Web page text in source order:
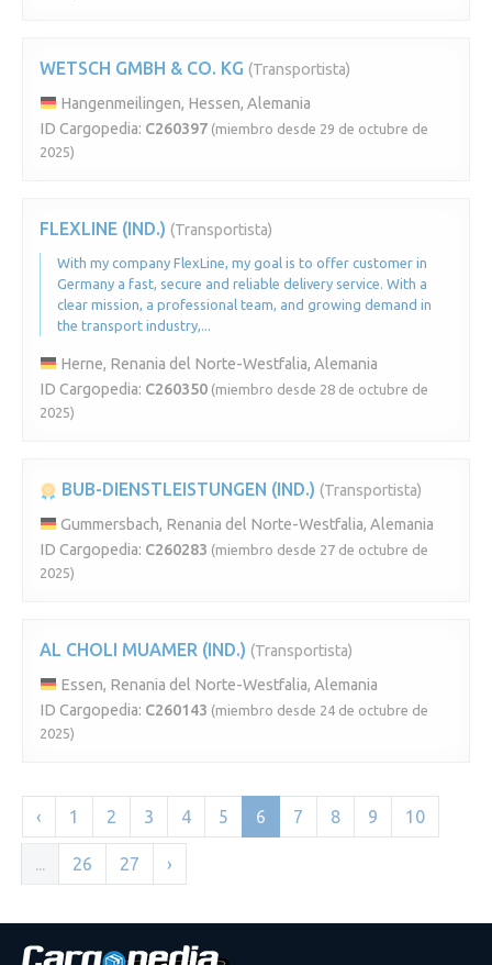
WETSCH GMBH & CO. KG (Transportista)
Hangenmeilingen, Hessen, Alemania
ID Cargopedia: C260397 (miembro desde 29 de octubre de
2025)
FLEXLINE (IND.) (Transportista)
With my company FlexLine, my goal is to offer customer in
Germany a fast, secure and reliable delivery service. With a
clear mission, a professional team, and growing demand in
the transport industry,...
Herne, Renania del Norte-Westfalia, Alemania
ID Cargopedia: C260350 (miembro desde 28 de octubre de
2025)
BUB-DIENSTLEISTUNGEN (IND.) (Transportista)
Gummersbach, Renania del Norte-Westfalia, Alemania
ID Cargopedia: C260283 (miembro desde 27 de octubre de
2025)
AL CHOLI MUAMER (IND.) (Transportista)
Essen, Renania del Norte-Westfalia, Alemania
ID Cargopedia: C260143 (miembro desde 24 de octubre de
2025)
‹ 1 2 3 4 5 6 7 8 9 10
... 26 27 ›